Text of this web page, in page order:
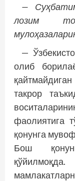
—
лозим
—
олиб
такрор
фаолиятига
қонунга
Бош